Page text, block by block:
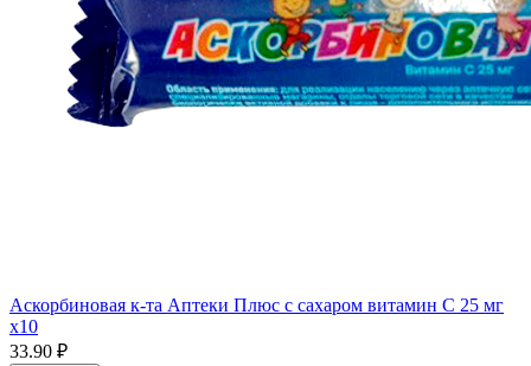
Аскорбиновая к-та Аптеки Плюс с сахаром витамин С 25 мг
x10
33.90 ₽